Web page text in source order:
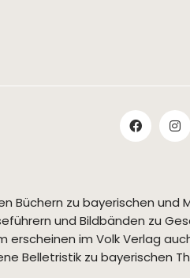
Büchern zu bayerischen und
und Bildbänden zu
erscheinen im Volk Verlag
Belletristik zu bayerischen